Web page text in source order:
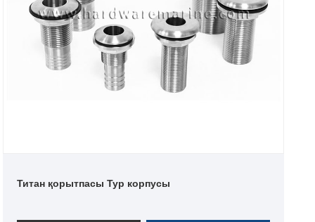
Титан қорытпасы Тур корпусы